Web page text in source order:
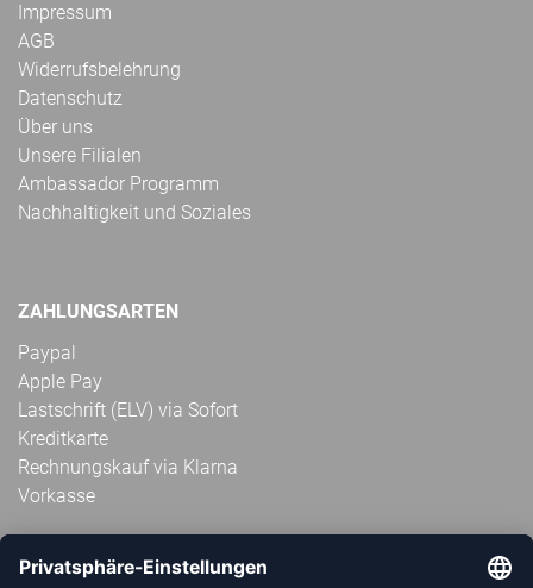
Impressum
AGB
Widerrufsbelehrung
Datenschutz
Über uns
Unsere Filialen
Ambassador Programm
Nachhaltigkeit und Soziales
ZAHLUNGSARTEN
Paypal
Apple Pay
Lastschrift (ELV) via Sofort
Kreditkarte
Rechnungskauf via Klarna
Vorkasse
ABONNIERE JETZT DEN KOSTENLOSEN